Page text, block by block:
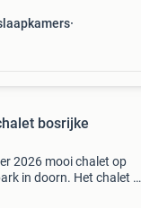
bosrijke
2026 mooi chalet op
in doorn. Het chalet is